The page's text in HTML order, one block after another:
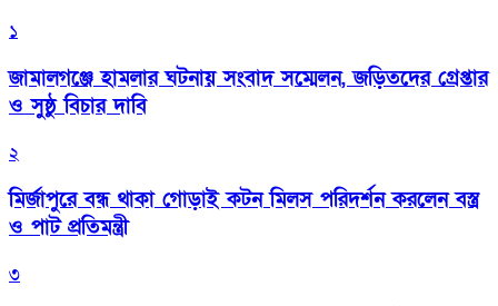
১
জামালগঞ্জে হামলার ঘটনায় সংবাদ সম্মেলন, জড়িতদের গ্রেপ্তার
ও সুষ্ঠু বিচার দাবি
২
মির্জাপুরে বন্ধ থাকা গোড়াই কটন মিলস পরিদর্শন করলেন বস্ত্র
ও পাট প্রতিমন্ত্রী
৩